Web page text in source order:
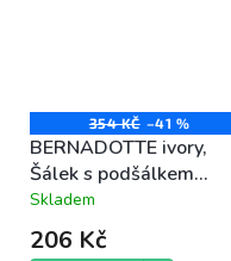
354 KČ –41 %
BERNADOTTE ivory,
Šálek s podšálkem
kávový 170 ml, porcelán
Thun
Průměrné
hodnocení
produktu
Skladem
206 Kč